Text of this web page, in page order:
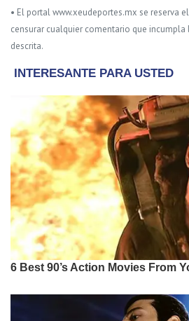
• El portal www.xeudeportes.mx se reserva
censurar cualquier comentario que
descrita.